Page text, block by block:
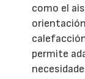
como el
permite